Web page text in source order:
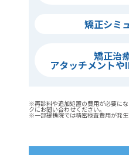
矯正シミ
矯正治
アタッチメント
※再診料や追加処置の費用が必要に
クにお問い合わせください。
※一部提携院では精密検査費用が発生